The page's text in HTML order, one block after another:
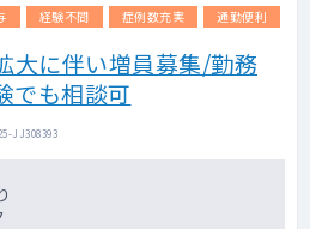
経験不問 症例数充実 通勤便利
大に伴い増員募集/勤務
でも相談可
JJ308393